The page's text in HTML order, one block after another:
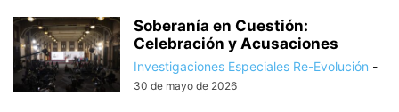
Soberanía en Cuestión:
Celebración y Acusaciones
Investigaciones Especiales Re-Evolución -
30 de mayo de 2026